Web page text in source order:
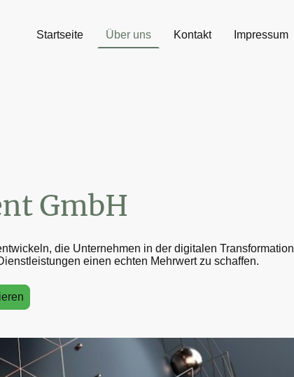
Startseite Über uns Kontakt Impressum
GmbH
die Unternehmen in der digitalen Transformation
einen echten Mehrwert zu schaffen.